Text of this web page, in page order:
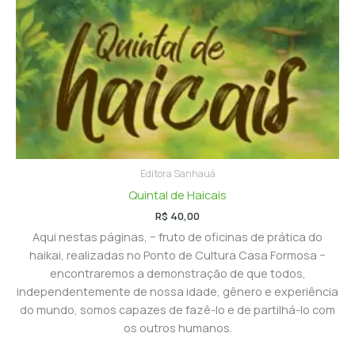
Editora Sanhauá
Quintal de Haicais
R$ 40,00
Aqui nestas páginas, − fruto de oficinas de prática do
haikai, realizadas no Ponto de Cultura Casa Formosa −
encontraremos a demonstração de que todos,
independentemente de nossa idade, gênero e experiência
do mundo, somos capazes de fazê-lo e de partilhá-lo com
os outros humanos.